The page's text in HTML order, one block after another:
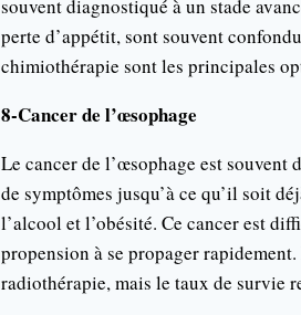
souvent diagnostiqué à un stade
perte d’appétit, sont souvent
chimiothérapie sont les principales
8-Cancer de l’œsophage
Le cancer de l’œsophage est souvent
de symptômes jusqu’à ce qu’il soit
l’alcool et l’obésité. Ce cancer est
propension à se propager
radiothérapie, mais le taux de survie